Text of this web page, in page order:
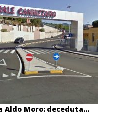
Aldo Moro: deceduta...